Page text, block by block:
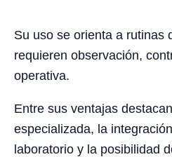
Su uso se orienta a rutinas
requieren observación,
operativa.
Entre sus ventajas
especializada, la
laboratorio y la posibilidad